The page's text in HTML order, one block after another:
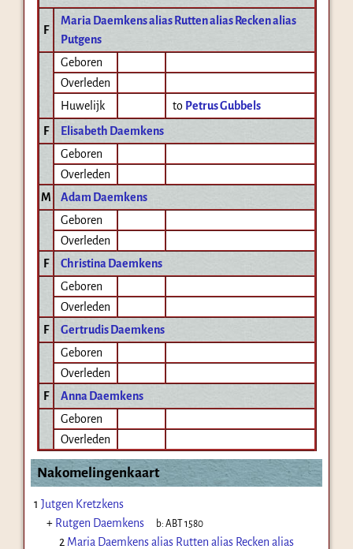
F
Maria Daemkens alias Rutten alias Recken alias
Putgens
Geboren
Overleden
Huwelijk
to Petrus Gubbels
F
Elisabeth Daemkens
Geboren
Overleden
M
Adam Daemkens
Geboren
Overleden
F
Christina Daemkens
Geboren
Overleden
F
Gertrudis Daemkens
Geboren
Overleden
F
Anna Daemkens
Geboren
Overleden
Nakomelingenkaart
1 Jutgen Kretzkens
+ Rutgen Daemkens b:ABT 1580
2 Maria Daemkens alias Rutten alias Recken alias